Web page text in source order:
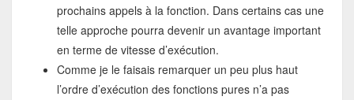
prochains appels à la fonction. Dans certains cas une
telle approche pourra devenir un avantage important
en terme de vitesse d’exécution.
Comme je le faisais remarquer un peu plus haut
l’ordre d’exécution des fonctions pures n’a pas